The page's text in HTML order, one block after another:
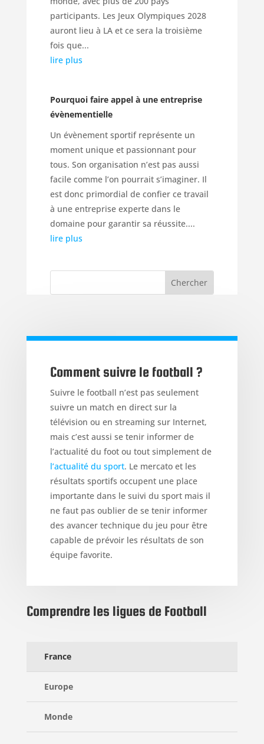
participants. Les Jeux Olympiques 2028
auront lieu à LA et ce sera la troisième
fois que...
lire plus
Pourquoi faire appel à une entreprise
évènementielle
Un évènement sportif représente un
moment unique et passionnant pour
tous. Son organisation n’est pas aussi
facile comme l’on pourrait s’imaginer. Il
est donc primordial de confier ce travail
à une entreprise experte dans le
domaine pour garantir sa réussite....
lire plus
Comment suivre le football ?
Suivre le football n’est pas seulement
suivre un match en direct sur la
télévision ou en streaming sur Internet,
mais c’est aussi se tenir informer de
l’actualité du foot ou tout simplement de
l’actualité du sport. Le mercato et les
résultats sportifs occupent une place
importante dans le suivi du sport mais il
ne faut pas oublier de se tenir informer
des avancer technique du jeu pour être
capable de prévoir les résultats de son
équipe favorite.
Comprendre les ligues de Football
France
Europe
Monde